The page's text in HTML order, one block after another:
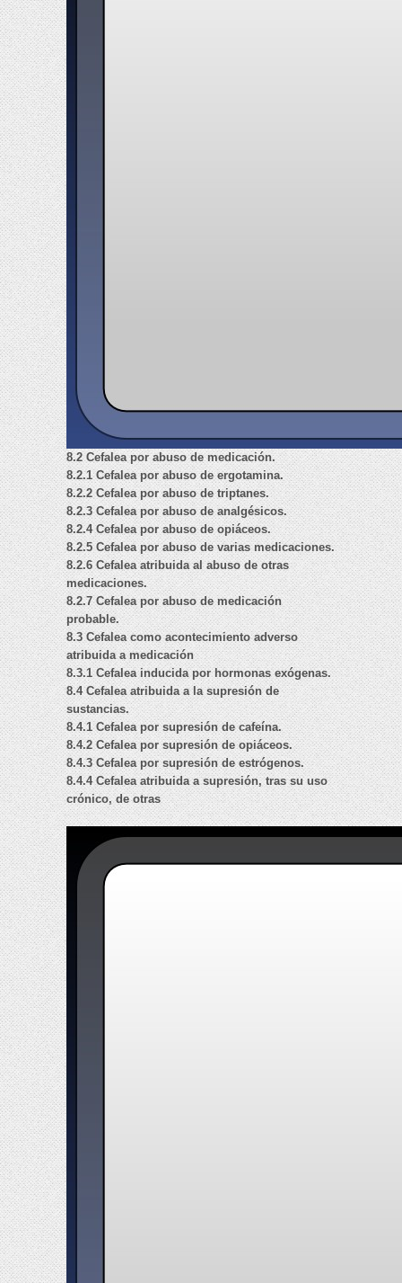
8.2 Cefalea por abuso de medicación.
8.2.1 Cefalea por abuso de ergotamina.
8.2.2 Cefalea por abuso de triptanes.
8.2.3 Cefalea por abuso de analgésicos.
8.2.4 Cefalea por abuso de opiáceos.
8.2.5 Cefalea por abuso de varias medicaciones.
8.2.6 Cefalea atribuida al abuso de otras
medicaciones.
8.2.7 Cefalea por abuso de medicación
probable.
8.3 Cefalea como acontecimiento adverso
atribuida a medicación
8.3.1 Cefalea inducida por hormonas exógenas.
8.4 Cefalea atribuida a la supresión de
sustancias.
8.4.1 Cefalea por supresión de cafeína.
8.4.2 Cefalea por supresión de opiáceos.
8.4.3 Cefalea por supresión de estrógenos.
8.4.4 Cefalea atribuida a supresión, tras su uso
crónico, de otras